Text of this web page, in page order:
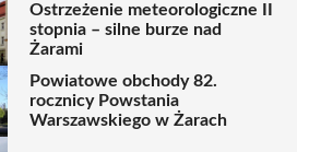
Ostrzeżenie meteorologiczne II
stopnia – silne burze nad
Żarami
Powiatowe obchody 82.
rocznicy Powstania
Warszawskiego w Żarach